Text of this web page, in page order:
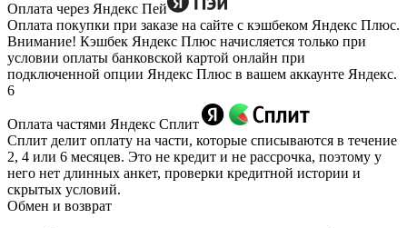
Оплата через Яндекс Пей
Оплата покупки при заказе на сайте с кэшбеком Яндекс Плюс.
Внимание! Кэшбек Яндекс Плюс начисляется только при
условии оплаты банковской картой онлайн при
подключенной опции Яндекс Плюс в вашем аккаунте Яндекс.
6
Оплата частями Яндекс Сплит
Сплит делит оплату на части, которые списываются в течение
2, 4 или 6 месяцев. Это не кредит и не рассрочка, поэтому у
него нет длинных анкет, проверки кредитной истории и
скрытых условий.
Обмен и возврат